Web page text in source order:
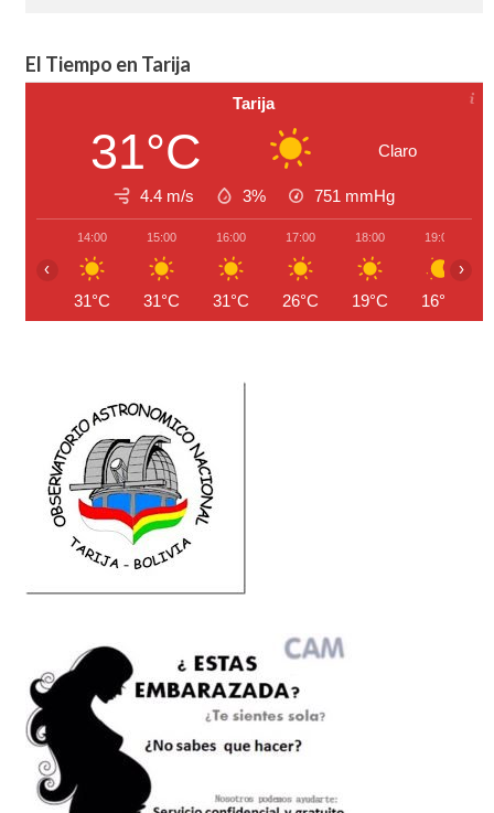
El Tiempo en Tarija
Tarija
31°C Claro
4.4 m/s 3% 751 mmHg
14:00
31°C
15:00
31°C
16:00
31°C
17:00
26°C
18:00
19°C
19:00
16°C
‹ ›